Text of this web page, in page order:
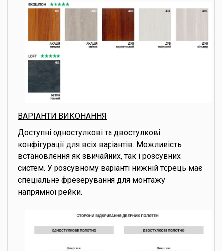
ВАРІАНТИ ВИКОНАННЯ
Доступні одностулкові та двостулкові
конфігурації для всіх варіантів. Можливість
встановлення як звичайних, так і розсувних
систем. У розсувному варіанті нижній торець має
спеціальне фрезерування для монтажу
напрямної рейки.